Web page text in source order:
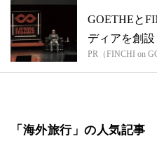
GOETHEと
ディアを創設
PR（FINCHI on
「海外旅行」の人気記事